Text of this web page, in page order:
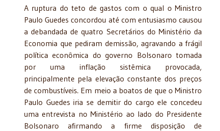
A ruptura do teto de gastos com o qual o Ministro
Paulo Guedes concordou até com entusiasmo causou
a debandada de quatro Secretários do Ministério da
Economia que pediram demissão, agravando a frágil
política econômica do governo Bolsonaro tomada
por uma inflação sistêmica provocada,
principalmente pela elevação constante dos preços
de combustíveis. Em meio a boatos de que o Ministro
Paulo Guedes iria se demitir do cargo ele concedeu
uma entrevista no Ministério ao lado do Presidente
Bolsonaro afirmando a firme disposição de